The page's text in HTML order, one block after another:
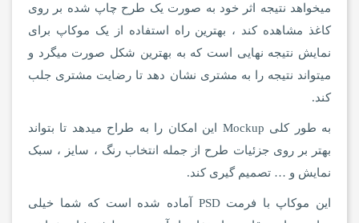
میخواهد نتیجه اثر خود به صورت یک طرح چاپ شده بر روی
کاغذ مشاهده کند ، بهترین راه استفاده از یک موکاپ برای
نمایش نتیجه نهایی است که به بهترین شکل صورت میگرد و
میتواند نتیجه را به مشتری نشان دهد تا رضایت مشتری جلب
کند.
به طور کلی Mockup این امکان را به طراح میدهد تا بتواند
بهتر بر روی جزئیات طرح از جمله انتخاب رنگ ، سایز ، سبک
نمایش و … تصمیم گیری کند.
این موکاپ با فرمت PSD آماده شده است که شما خیلی